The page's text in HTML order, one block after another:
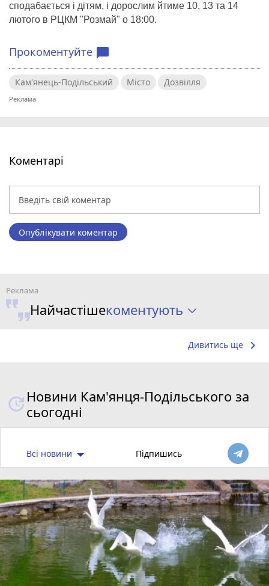
сподабається і дітям, і дорослим йтиме 10, 13 та 14
лютого в РЦКМ "Розмай" о 18:00.
Прокоментуйте chat_bubble
Кам'янець-Подільський Місто Дозвілля
Коментарі
Опублікувати коментар
Найчастішекоментують
Дивитись ще keyboard_arrow_right
Новини Кам'янця-Подільського за
сьогодні
Всі новини Підпишись